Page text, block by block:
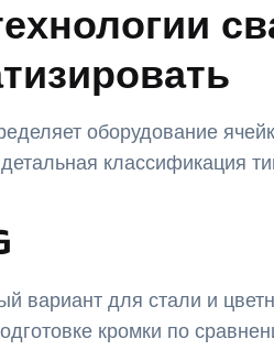
оборудование
классификация
вариант для стали и
кромки по